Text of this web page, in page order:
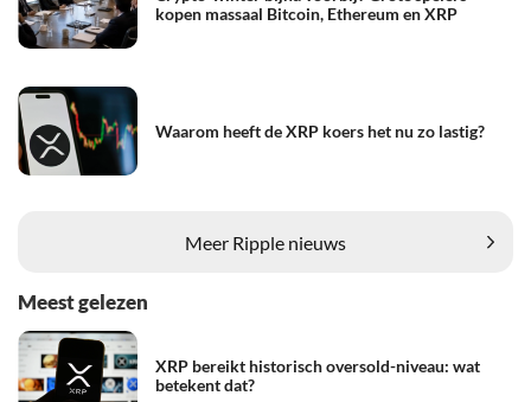
kopen massaal Bitcoin, Ethereum en XRP
Waarom heeft de XRP koers het nu zo lastig?
Meer Ripple nieuws
Meest gelezen
XRP bereikt historisch oversold-niveau: wat
betekent dat?